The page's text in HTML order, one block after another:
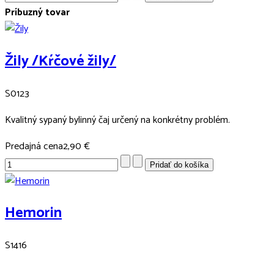
Príbuzný tovar
Žily /Kŕčové žily/
S0123
Kvalitný sypaný bylinný čaj určený na konkrétny problém.
Predajná cena2,90 €
Hemorin
S1416